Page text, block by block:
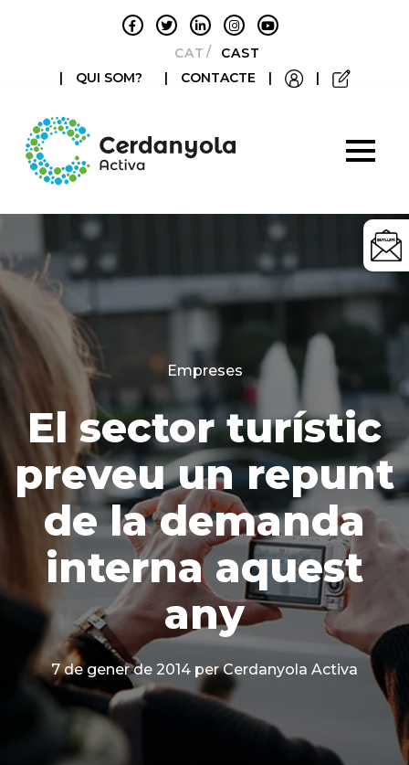
CATALÀCASTELLANO
|
QUI SOM? | CONTACTE | |
Categories
Empreses
El sector turístic
preveu un repunt
de la demanda
interna aquest
any
7 de gener de 2014 per Cerdanyola Activa